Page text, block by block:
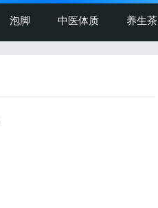
泡脚 中医体质 养生茶